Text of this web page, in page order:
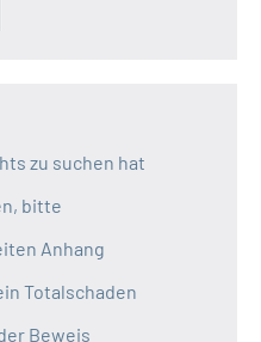
zu suchen hat
bitte
Anhang
Totalschaden
Beweis